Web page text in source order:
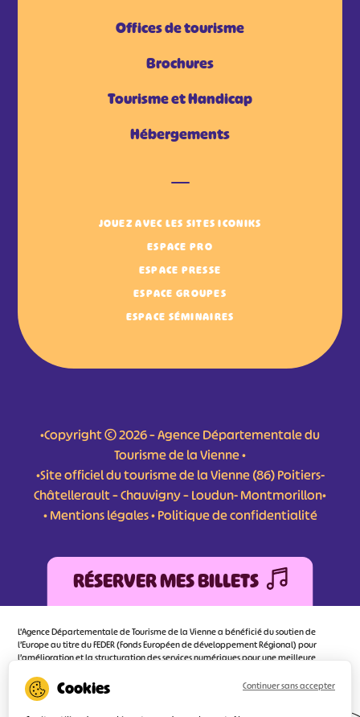
Offices de tourisme
Brochures
Tourisme et Handicap
Hébergements
JOUEZ AVEC LES SITES ICONIKS
ESPACE PRO
ESPACE PRESSE
ESPACE GROUPES
ESPACE SÉMINAIRES
•Copyright © 2026 – Agence Départementale du
Tourisme de la Vienne •
•Site officiel du tourisme de la Vienne (86) Poitiers-
Châtellerault – Chauvigny – Loudun- Montmorillon•
•Mentions légales•Politique de confidentialité
RÉSERVER MES BILLETS
L'Agence Départementale de Tourisme de la Vienne a bénéficié du soutien de
l’Europe au titre du FEDER (Fonds Européen de développement Régional) pour
l’amélioration et la structuration des services numériques pour une meilleure
d’orienter au mieux le visiteur.
Continuer sans accepter